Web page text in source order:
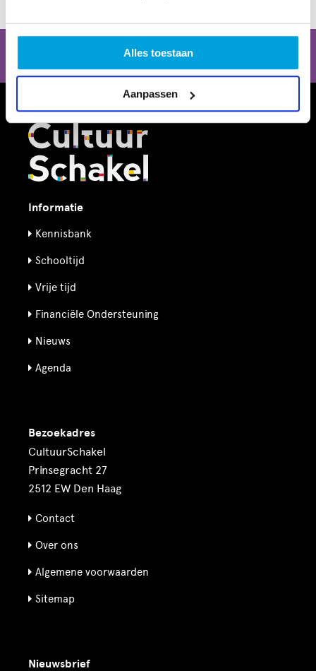
Alles toestaan
Aanpassen
CultuurSchakel brengt je verder in kunst en cultuur in
Den Haag
Informatie
Kennisbank
Schooltijd
Vrije tijd
Financiële Ondersteuning
Nieuws
Agenda
Bezoekadres
CultuurSchakel
Prinsegracht 27
2512 EW Den Haag
Contact
Over ons
Algemene voorwaarden
Sitemap
Nieuwsbrief